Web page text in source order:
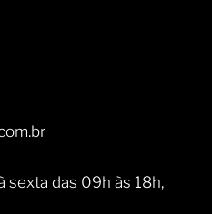
sexta das 09h às 18h,